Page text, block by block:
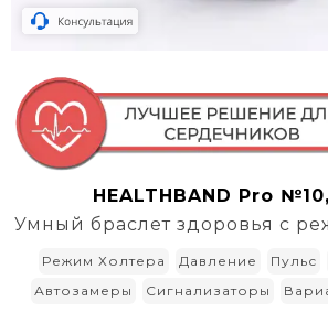
HEALTHBAND Pro
Умный браслет здоровья с
Режим Холтера Давление Пульс
Автозамеры
Сигнализаторы